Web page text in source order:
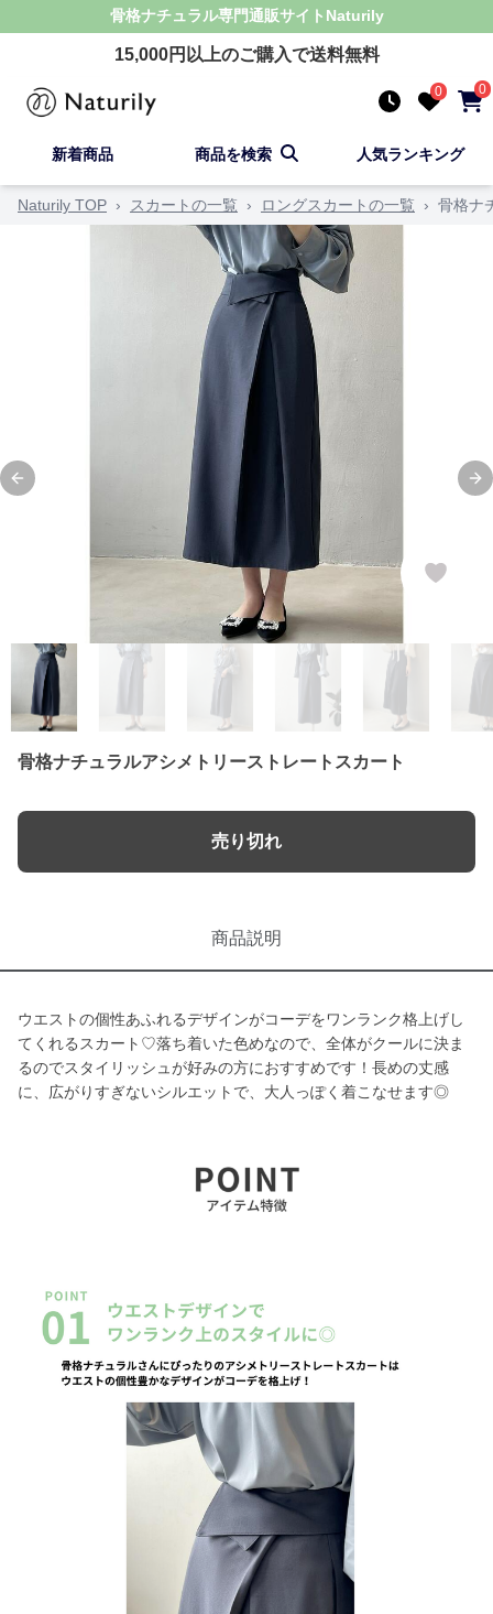
骨格ナチュラル専門通販サイト Naturily
15,000円以上のご購入で送料無料
0 0
新着商品 商品を検索 人気ランキング
Naturily TOP › スカートの一覧 › ロングスカートの一覧 › 骨格ナ
Previous slide
骨格ナチュラルアシメトリーストレートスカート
売り切れ
商品説明
ウエストの個性あふれるデザインがコーデをワンランク格上げし
てくれるスカート♡落ち着いた色めなので、全体がクールに決ま
るのでスタイリッシュが好みの方におすすめです！長めの丈感
に、広がりすぎないシルエットで、大人っぽく着こなせます◎